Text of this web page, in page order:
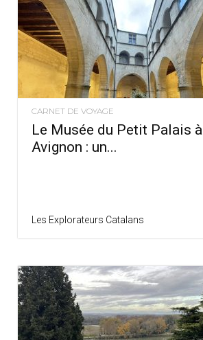
CARNET DE VOYAGE
Le Musée du Petit Palais à
Avignon : un...
Les Explorateurs Catalans